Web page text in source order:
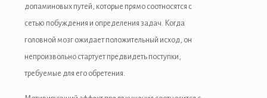
допаминовых путей, которые прямо соотносятся с
сетью побуждения и определения задач. Когда
головной мозг ожидает положительный исход, он
непроизвольно стартует предвидеть поступки,
требуемые для его обретения.